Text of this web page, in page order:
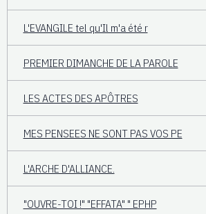
L'EVANGILE tel qu'Il m'a été r
PREMIER DIMANCHE DE LA PAROLE
LES ACTES DES APÔTRES
MES PENSEES NE SONT PAS VOS PE
L'ARCHE D'ALLIANCE.
"OUVRE-TOI !" "EFFATA" " EPHP